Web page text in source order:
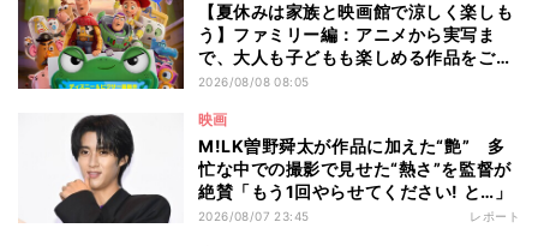
【夏休みは家族と映画館で涼しく楽しも
う】ファミリー編：アニメから実写ま
で、大人も子どもも楽しめる作品をご紹
介 - 編集部が注目する最新映画5選
2026/08/08 08:05
映画
M!LK曽野舜太が作品に加えた“艶” 多
忙な中での撮影で見せた“熱さ”を監督が
絶賛「もう1回やらせてください! と…」
2026/08/07 23:45 レポート